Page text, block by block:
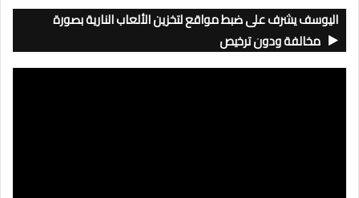
اليوسف يشرف على ضبط مواقع لتخزين الألعاب النارية بصورة
مخالفة ودون ترخيص